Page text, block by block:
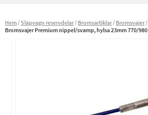
Hem Släpvagn reservdelar Bromsartiklar Bromsvajer
Bromsvajer Premium nippel/svamp, hylsa 23mm 770/980